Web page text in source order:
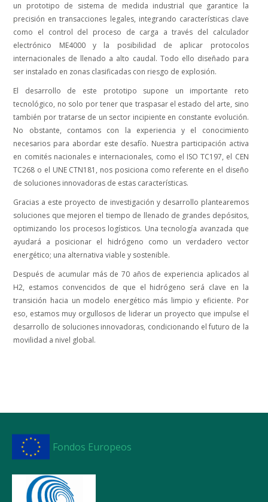
un prototipo de sistema de medida industrial que garantice la
precisión en transacciones legales, integrando características clave
como el control del proceso de carga a través del calculador
electrónico ME4000 y la posibilidad de aplicar protocolos
internacionales de llenado a alto caudal. Todo ello diseñado para
ser instalado en zonas clasificadas con riesgo de explosión.
El desarrollo de este prototipo supone un importante reto
tecnológico, no solo por tener que traspasar el estado del arte, sino
también por tratarse de un sector incipiente en constante evolución.
No obstante, contamos con la experiencia y el conocimiento
necesarios para abordar este desafío. Nuestra participación activa
en comités nacionales e internacionales, como el ISO TC197, el CEN
TC268 o el UNE CTN181, nos posiciona como referente en el diseño
de soluciones innovadoras de estas características.
Gracias a este proyecto de investigación y desarrollo plantearemos
soluciones que mejoren el tiempo de llenado de grandes depósitos,
optimizando los procesos logísticos. Una tecnología avanzada que
ayudará a posicionar el hidrógeno como un verdadero vector
energético; una alternativa viable y sostenible.
Después de acumular más de 70 años de experiencia aplicados al
H2, estamos convencidos de que el hidrógeno será clave en la
transición hacia un modelo energético más limpio y eficiente. Por
eso, estamos muy orgullosos de liderar un proyecto que impulse el
desarrollo de soluciones innovadoras, condicionando el futuro de la
movilidad a nivel global.
Fondos Europeos